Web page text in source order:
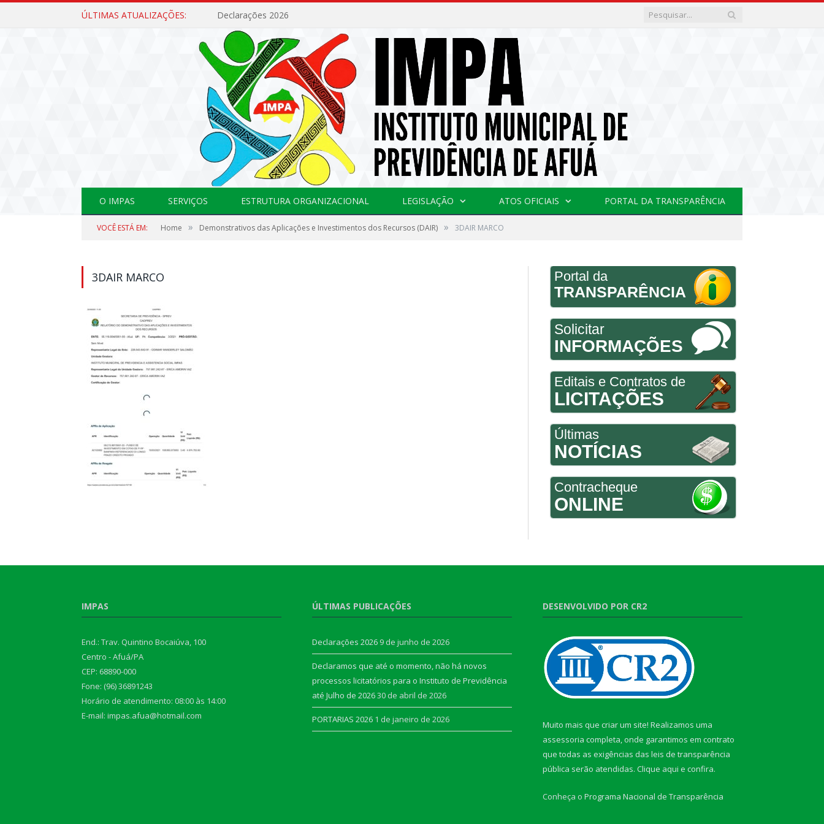
ÚLTIMAS ATUALIZAÇÕES: Declarações 2026
O IMPAS SERVIÇOS ESTRUTURA ORGANIZACIONAL LEGISLAÇÃO ATOS OFICIAIS PORTAL DA TRANSPARÊNCIA
VOCÊ ESTÁ EM: Home » Demonstrativos das Aplicações e Investimentos dos Recursos (DAIR) » 3DAIR MARCO
3DAIR MARCO Portal da
TRANSPARÊNCIA
Solicitar
INFORMAÇÕES
Editais e Contratos de
LICITAÇÕES
Últimas
NOTÍCIAS
Contracheque
ONLINE
IMPAS
End.: Trav. Quintino Bocaiúva, 100
Centro - Afuá/PA
CEP: 68890-000
Fone: (96) 36891243
Horário de atendimento: 08:00 às 14:00
E-mail: impas.afua@hotmail.com
ÚLTIMAS PUBLICAÇÕES
Declarações 2026 9 de junho de 2026
Declaramos que até o momento, não há novos
processos licitatórios para o Instituto de Previdência
até Julho de 202630 de abril de 2026
PORTARIAS 2026 1 de janeiro de 2026
DESENVOLVIDO POR CR2
Muito mais que criar um site! Realizamos uma
assessoria completa, onde garantimos em contrato
que todas as exigências das leis de transparência
pública serão atendidas. Clique aqui e confira.
Conheça o Programa Nacional de Transparência